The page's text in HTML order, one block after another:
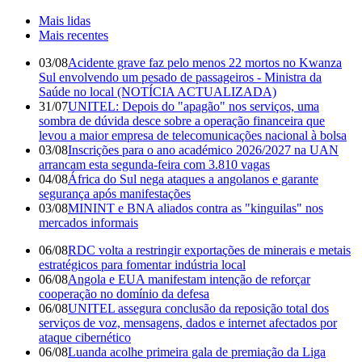
Mais lidas
Mais recentes
03/08Acidente grave faz pelo menos 22 mortos no Kwanza
Sul envolvendo um pesado de passageiros - Ministra da
Saúde no local (NOTÍCIA ACTUALIZADA)
31/07UNITEL: Depois do "apagão" nos serviços, uma
sombra de dúvida desce sobre a operação financeira que
levou a maior empresa de telecomunicações nacional à bolsa
03/08Inscrições para o ano académico 2026/2027 na UAN
arrancam esta segunda-feira com 3.810 vagas
04/08África do Sul nega ataques a angolanos e garante
segurança após manifestações
03/08MININT e BNA aliados contra as "kinguilas" nos
mercados informais
06/08RDC volta a restringir exportações de minerais e metais
estratégicos para fomentar indústria local
06/08Angola e EUA manifestam intenção de reforçar
cooperação no domínio da defesa
06/08UNITEL assegura conclusão da reposição total dos
serviços de voz, mensagens, dados e internet afectados por
ataque cibernético
06/08Luanda acolhe primeira gala de premiação da Liga